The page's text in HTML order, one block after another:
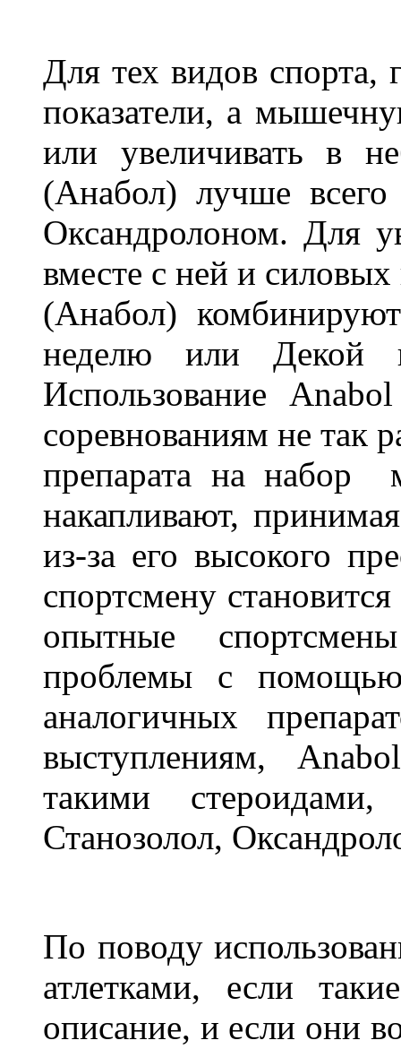
Для тех видов спорта,
показатели, а
или увеличивать в
(Анабол) лучше всего
Оксандролоном. Для
вместе с ней и силовых
(Анабол)
неделю или
Использование
соревнованиям не так
препарата на набор
накапливают,
из-за его высокого
спортсмену
опытные
проблемы с
аналогичных
выступлениям,
такими
Станозолол,
По поводу
атлетками, если
описание, и если они